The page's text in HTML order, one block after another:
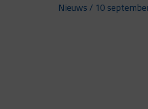
Nieuws / 10